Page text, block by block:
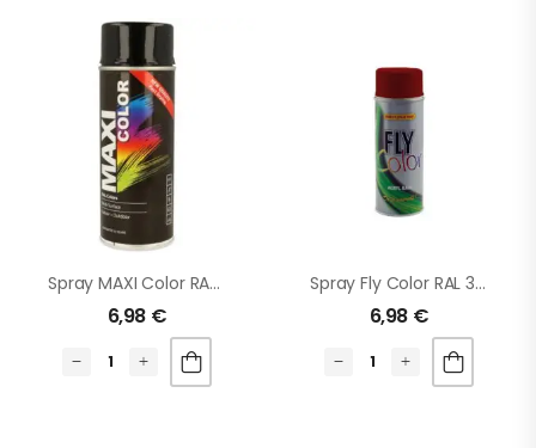
Spray MAXI Color RAL 9005 Negro BRILLO
6,98 €
Spray Fly Color RAL 3000 Rojo Fuego
6,98 €